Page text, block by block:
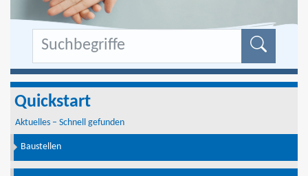
Quickstart
Aktuelles – Schnell gefunden
Baustellen